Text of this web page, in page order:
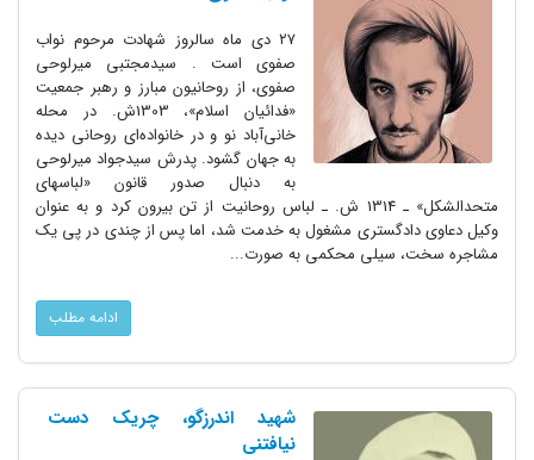
۲۷ دی ماه سالروز شهادت مرحوم نواب
صفوی است . سیدمجتبی میرلوحی
صفوی، از روحانیون مبارز و رهبر جمعیت
«فدائیان اسلام»، 1303ش. در محله
خانی‌آباد نو و در خانواده‌ای روحانی دیده
به جهان گشود. پدرش سیدجواد میرلوحی
به دنبال صدور قانون «لباسهای
متحدالشکل» ـ 1314 ش. ـ لباس روحانیت از تن بیرون کرد و به عنوان
وکیل دعاوی دادگستری مشغول به خدمت شد، اما پس از چندی در پی یک
مشاجره سخت، سیلی محکمی به صورت...
ادامه مطلب
شهید اندرزگو، چریک دست
نیافتنی